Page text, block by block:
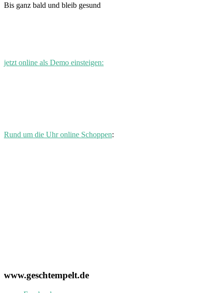
Bis ganz bald und bleib gesund
jetzt online als Demo einsteigen:
Rund um die Uhr online Schoppen:
www.geschtempelt.de